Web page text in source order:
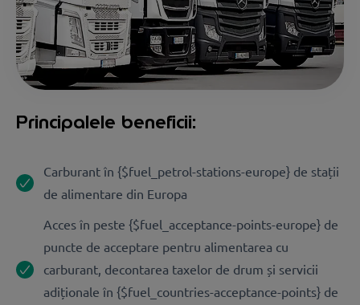
Principalele beneficii:
Carburant în {$fuel_petrol-stations-europe} de stații
de alimentare din Europa
Acces în peste {$fuel_acceptance-points-europe} de
puncte de acceptare pentru alimentarea cu
carburant, decontarea taxelor de drum și servicii
adiționale în {$fuel_countries-acceptance-points} de